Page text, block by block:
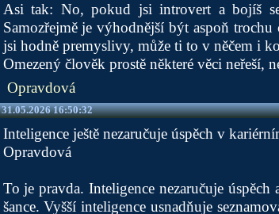
Asi tak: No, pokud jsi introvert a bojíš
Samozřejmě je výhodnější být aspoň
jsi hodně premyslivy, může ti to v něčem i
Omezený člověk prostě některé věci neřeší,
Opravdová
31.05.2026 16:50:32
Inteligence ještě nezaručuje úspěch v
Opravdová
To je pravda. Inteligence nezaručuje
šance. Vyšší inteligence usnadňuje